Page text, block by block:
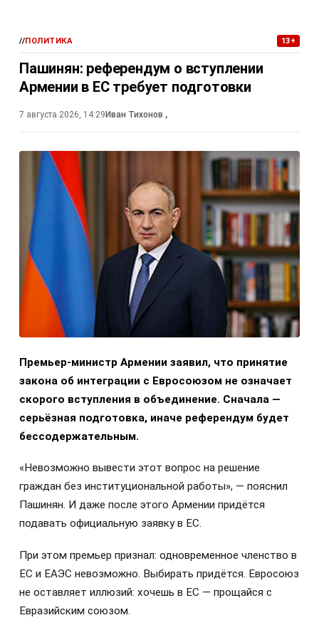
//ПОЛИТИКА 13+
Пашинян: референдум о вступлении
Армении в ЕС требует подготовки
7 августа 2026, 14:29Иван Тихонов ,
Премьер-министр Армении заявил, что принятие
закона об интеграции с Евросоюзом не означает
скорого вступления в объединение. Сначала —
серьёзная подготовка, иначе референдум будет
бессодержательным.
«Невозможно вывести этот вопрос на решение
граждан без институциональной работы», — пояснил
Пашинян. И даже после этого Армении придётся
подавать официальную заявку в ЕС.
При этом премьер признал: одновременное членство в
ЕС и ЕАЭС невозможно. Выбирать придётся. Евросоюз
не оставляет иллюзий: хочешь в ЕС — прощайся с
Евразийским союзом.